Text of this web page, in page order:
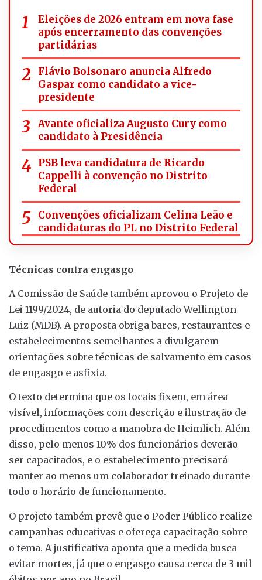
Eleições de 2026 entram em nova fase
após encerramento das convenções
partidárias
Flávio Bolsonaro anuncia Alfredo
Gaspar como candidato a vice-
presidente
Avante oficializa Augusto Cury como
candidato à Presidência
PSB leva candidatura de Ricardo
Cappelli à convenção no Distrito
Federal
Convenções oficializam Celina Leão e
candidaturas do PL no Distrito Federal
Técnicas contra engasgo
A Comissão de Saúde também aprovou o Projeto de
Lei 1199/2024, de autoria do deputado Wellington
Luiz (MDB). A proposta obriga bares, restaurantes e
estabelecimentos semelhantes a divulgarem
orientações sobre técnicas de salvamento em casos
de engasgo e asfixia.
O texto determina que os locais fixem, em área
visível, informações com descrição e ilustração de
procedimentos como a manobra de Heimlich. Além
disso, pelo menos 10% dos funcionários deverão
ser capacitados, e o estabelecimento precisará
manter ao menos um colaborador treinado durante
todo o horário de funcionamento.
O projeto também prevê que o Poder Público realize
campanhas educativas e ofereça capacitação sobre
o tema. A justificativa aponta que a medida busca
evitar mortes, já que o engasgo causa cerca de 3 mil